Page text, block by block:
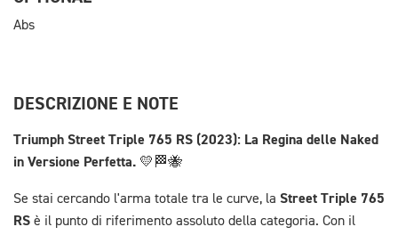
Abs
DESCRIZIONE E NOTE
Triumph Street Triple 765 RS (2023): La Regina delle Naked
in Versione Perfetta. 💛🏁🐝
Se stai cercando l'arma totale tra le curve, la Street Triple 765
RS è il punto di riferimento assoluto della categoria. Con il